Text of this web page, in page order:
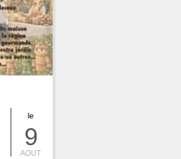
le
9
AOUT